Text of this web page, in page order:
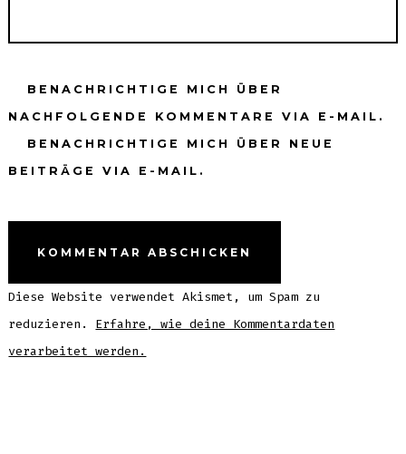
BENACHRICHTIGE MICH ÜBER
NACHFOLGENDE KOMMENTARE VIA E-MAIL.
BENACHRICHTIGE MICH ÜBER NEUE
BEITRÄGE VIA E-MAIL.
Diese Website verwendet Akismet, um Spam zu
reduzieren. Erfahre, wie deine Kommentardaten
verarbeitet werden.